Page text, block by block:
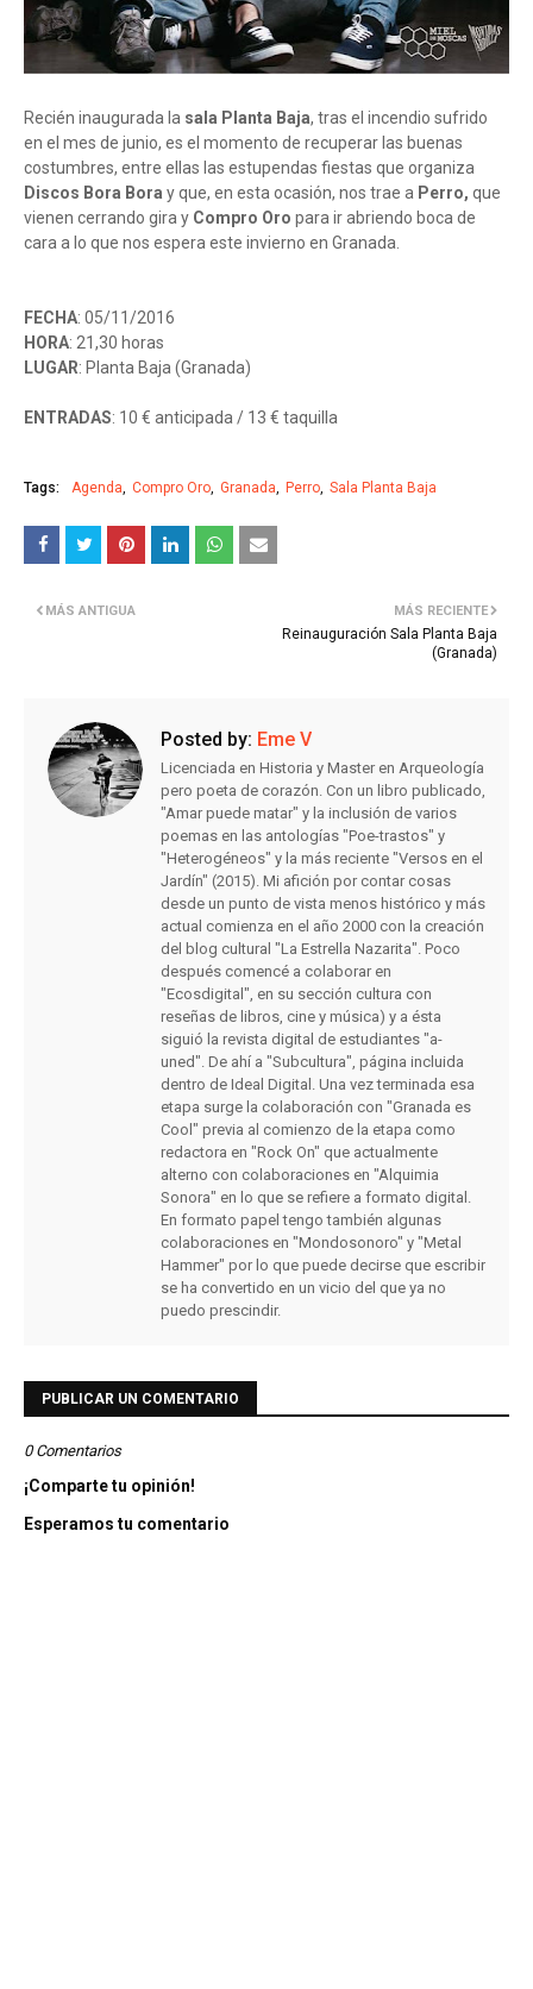
Recién inaugurada la sala Planta Baja, tras el incendio sufrido
en el mes de junio, es el momento de recuperar las buenas
costumbres, entre ellas las estupendas fiestas que organiza
Discos Bora Bora y que, en esta ocasión, nos trae a Perro, que
vienen cerrando gira y Compro Oro para ir abriendo boca de
cara a lo que nos espera este invierno en Granada.
FECHA: 05/11/2016
HORA: 21,30 horas
LUGAR: Planta Baja (Granada)
ENTRADAS: 10 € anticipada / 13 € taquilla
Tags: Agenda Compro Oro Granada Perro Sala Planta Baja
MÁS RECIENTE
Reinauguración Sala Planta Baja
(Granada)
MÁS ANTIGUA
Posted by: Eme V
Licenciada en Historia y Master en Arqueología
pero poeta de corazón. Con un libro publicado,
"Amar puede matar" y la inclusión de varios
poemas en las antologías "Poe-trastos" y
"Heterogéneos" y la más reciente "Versos en el
Jardín" (2015). Mi afición por contar cosas
desde un punto de vista menos histórico y más
actual comienza en el año 2000 con la creación
del blog cultural "La Estrella Nazarita". Poco
después comencé a colaborar en
"Ecosdigital", en su sección cultura con
reseñas de libros, cine y música) y a ésta
siguió la revista digital de estudiantes "a-
uned". De ahí a "Subcultura", página incluida
dentro de Ideal Digital. Una vez terminada esa
etapa surge la colaboración con "Granada es
Cool" previa al comienzo de la etapa como
redactora en "Rock On" que actualmente
alterno con colaboraciones en "Alquimia
Sonora" en lo que se refiere a formato digital.
En formato papel tengo también algunas
colaboraciones en "Mondosonoro" y "Metal
Hammer" por lo que puede decirse que escribir
se ha convertido en un vicio del que ya no
puedo prescindir.
PUBLICAR UN COMENTARIO
0 Comentarios
¡Comparte tu opinión!
Esperamos tu comentario